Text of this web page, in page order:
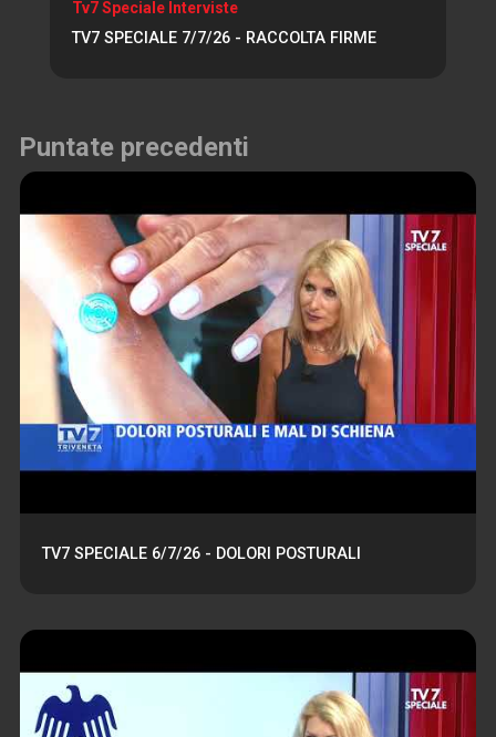
Tv7 Speciale Interviste
TV7 SPECIALE 7/7/26 - RACCOLTA FIRME
Puntate precedenti
TV7 SPECIALE 6/7/26 - DOLORI POSTURALI